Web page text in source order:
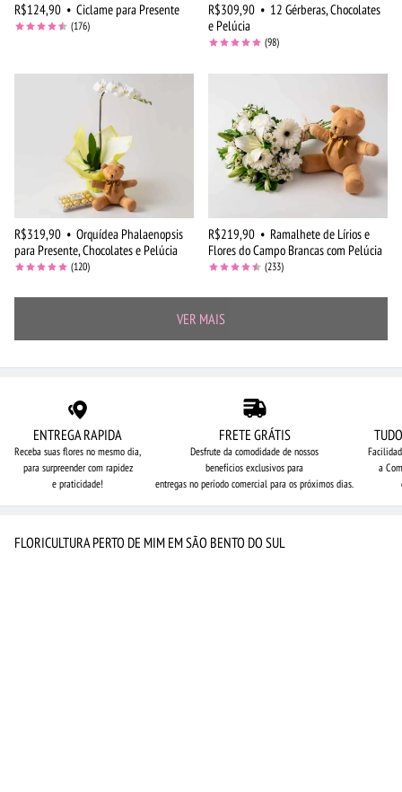
R$124,90 • Ciclame para Presente
(176)
R$309,90 • 12 Gérberas, Chocolates
e Pelúcia
(98)
R$319,90 • Orquídea Phalaenopsis
para Presente, Chocolates e Pelúcia
(120)
R$219,90 • Ramalhete de Lírios e
Flores do Campo Brancas com Pelúcia
(233)
VER MAIS
ENTREGA RAPIDA
Receba suas flores no mesmo dia,
para surpreender com rapidez
e praticidade!
FRETE GRÁTIS
Desfrute da comodidade de nossos
benefícios exclusivos para
entregas no período comercial para os próximos dias.
a
FLORICULTURA PERTO DE MIM EM SÃO BENTO DO SUL